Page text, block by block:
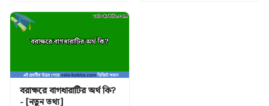
বরাক্ষরে বাগধারাটির অর্থ কি?
- [নতুন তথ্য]